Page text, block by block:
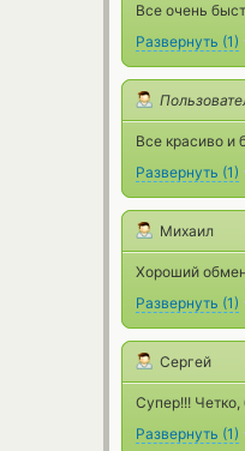
Все очень
Развернуть (1)
Все красиво и
Развернуть (1)
Михаил
Хороший
Развернуть (1)
Сергей
Супер!!!
Развернуть (1)